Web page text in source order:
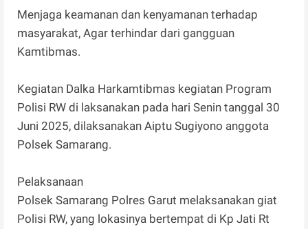
Menjaga keamanan dan kenyamanan terhadap
masyarakat, Agar terhindar dari gangguan
Kamtibmas.
Kegiatan Dalka Harkamtibmas kegiatan Program
Polisi RW di laksanakan pada hari Senin tanggal 30
Juni 2025, dilaksanakan Aiptu Sugiyono anggota
Polsek Samarang.
Pelaksanaan
Polsek Samarang Polres Garut melaksanakan giat
Polisi RW, yang lokasinya bertempat di Kp Jati Rt